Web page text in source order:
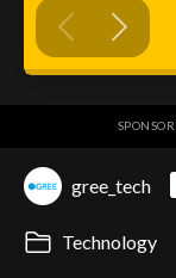
gree_tech
Technology